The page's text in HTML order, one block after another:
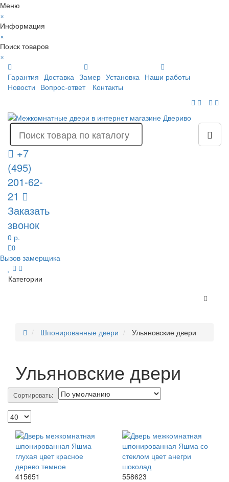
Меню
×
Информация
×
Поиск товаров
×
Гарантия Доставка Замер Установка Наши работы
Новости Вопрос-ответ Контакты
+7
(495)
201-62-
21
Заказать
звонок
0 р.
0
Вызов замерщика
Категории
Шпонированные двери Ульяновские двери
Ульяновские двери
Сортировать:
415651 558623